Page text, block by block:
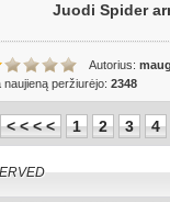
Juodi Spider
Autorius:
naujieną peržiurėjo: 2348
< < < < 1 2 3 4